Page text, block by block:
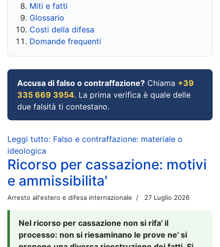
Miti e fatti
Glossario
Costi della difesa
Domande frequenti
Accusa di falso o contraffazione? Chiama +39
335 669 3954. La prima verifica è quale delle
due falsità ti contestano.
Leggi tutto: Falso e contraffazione: materiale o
ideologica
Ricorso per cassazione: motivi
e ammissibilita'
Arresto all'estero e difesa internazionale 27 Luglio 2026
Nel ricorso per cassazione non si rifa' il
processo: non si riesaminano le prove ne' si